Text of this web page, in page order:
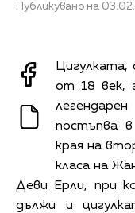
Публикувано на
Цигулката,
от 18 век,
постъпва
края на
класа на
Деви Ерли, при
дължи и